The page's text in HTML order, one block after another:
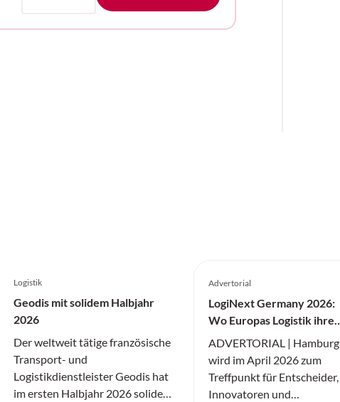
Logistik
Geodis mit solidem Halbjahr
2026
Der weltweit tätige französische
Transport- und
Logistikdienstleister Geodis hat
im ersten Halbjahr 2026 solide
Advertorial
LogiNext Germany 2026:
Wo Europas Logistik ihre
nächste Stufe zündet
ADVERTORIAL | Hamburg
wird im April 2026 zum
Treffpunkt für Entscheider,
Innovatoren und